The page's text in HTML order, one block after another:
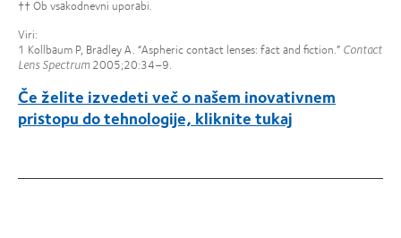
†† Ob vsakodnevni uporabi.
Viri:
1 Kollbaum P, Bradley A. “Aspheric contact lenses: fact and fiction.” Contact
Lens Spectrum 2005;20:34–9.
Če želite izvedeti več o našem inovativnem
pristopu do tehnologije, kliknitetukaj